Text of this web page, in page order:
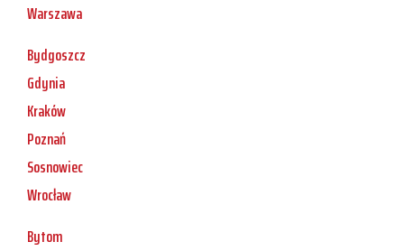
Warszawa
Bydgoszcz
Gdynia
Kraków
Poznań
Sosnowiec
Wrocław
Bytom